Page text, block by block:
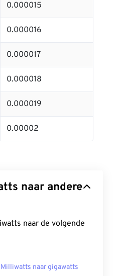
0.000015
0.000016
0.000017
0.000018
0.000019
0.00002
naar andere
naar de volgende
Milliwatts naar gigawatts